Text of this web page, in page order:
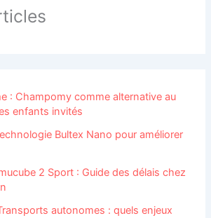
: Champomy comme alternative au
enfants invités
Bultex Nano pour améliorer
2 Sport : Guide des délais chez
autonomes : quels enjeux